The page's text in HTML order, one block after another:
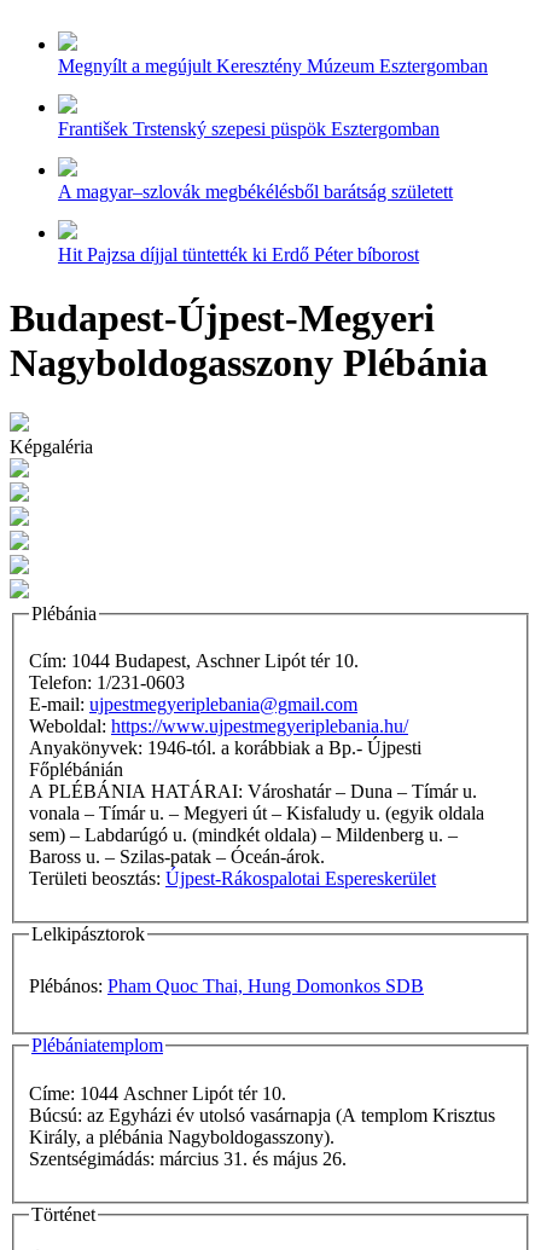
Megnyílt a megújult Keresztény Múzeum Esztergomban
František Trstenský szepesi püspök Esztergomban
A magyar–szlovák megbékélésből barátság született
Hit Pajzsa díjjal tüntették ki Erdő Péter bíborost
Budapest-Újpest-Megyeri
Nagyboldogasszony Plébánia
Képgaléria
Plébánia
Cím: 1044 Budapest, Aschner Lipót tér 10.
Telefon: 1/231-0603
E-mail: ujpestmegyeriplebania@gmail.com
Weboldal: https://www.ujpestmegyeriplebania.hu/
Anyakönyvek: 1946-tól. a korábbiak a Bp.- Újpesti
Főplébánián
A PLÉBÁNIA HATÁRAI: Városhatár – Duna – Tímár u.
vonala – Tímár u. – Megyeri út – Kisfaludy u. (egyik oldala
sem) – Labdarúgó u. (mindkét oldala) – Mildenberg u. –
Baross u. – Szilas-patak – Óceán-árok.
Területi beosztás: Újpest-Rákospalotai Espereskerület
Lelkipásztorok
Plébános: Pham Quoc Thai, Hung Domonkos SDB
Plébániatemplom
Címe: 1044 Aschner Lipót tér 10.
Búcsú: az Egyházi év utolsó vasárnapja (A templom Krisztus
Király, a plébánia Nagyboldogasszony).
Szentségimádás: március 31. és május 26.
Történet